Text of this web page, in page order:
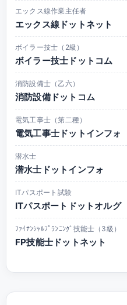
エックス線作業主任者
エックス線ドットネット
ボイラー技士（2級）
ボイラー技士ドットコム
消防設備士（乙六）
消防設備ドットコム
電気工事士（第二種）
電気工事士ドットインフォ
潜水士
潜水士ドットインフォ
ITパスポート試験
ITパスポートドットオルグ
ﾌｧｲﾅﾝｼｬﾙﾌﾟﾗﾝﾆﾝｸﾞ技能士（3級）
FP技能士ドットネット